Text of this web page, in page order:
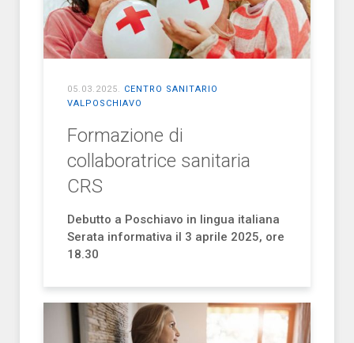
05.03.2025. CENTRO SANITARIO
VALPOSCHIAVO
Formazione di
collaboratrice sanitaria
CRS
Debutto a Poschiavo in lingua italiana
Serata informativa il 3 aprile 2025, ore
18.30